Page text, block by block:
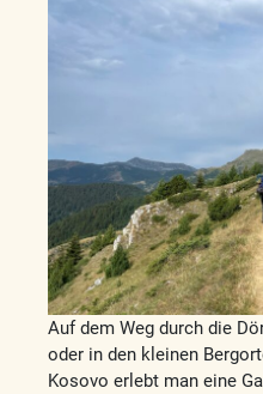
Auf dem Weg durch die
oder in den kleinen
Kosovo erlebt man eine